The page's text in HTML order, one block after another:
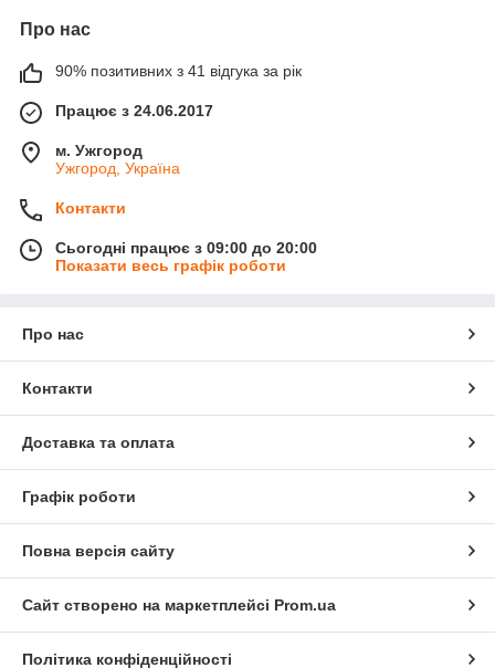
Про нас
90% позитивних з 41 відгука за рік
Працює з 24.06.2017
м. Ужгород
Ужгород, Україна
Контакти
Сьогодні працює з 09:00 до 20:00
Показати весь графік роботи
Про нас
Контакти
Доставка та оплата
Графік роботи
Повна версія сайту
Сайт створено на маркетплейсі Prom.ua
Політика конфіденційності